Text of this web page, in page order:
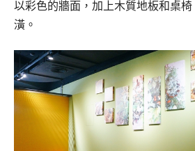
以彩色的牆面，加上木質地板和桌
潢。